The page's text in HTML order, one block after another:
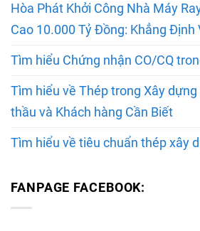
Hòa Phát Khởi Công Nhà Máy
Cao 10.000 Tỷ Đồng: Khẳng Định
Tìm hiểu Chứng nhận CO/CQ
Tìm hiểu về Thép trong Xây
thầu và Khách hàng Cần Biết
Tìm hiểu về tiêu chuẩn thép xây
FANPAGE FACEBOOK: